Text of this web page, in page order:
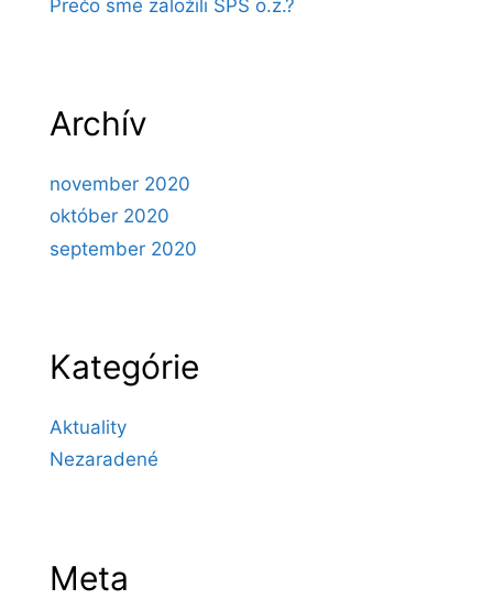
Prečo sme založili SPS o.z.?
Archív
november 2020
október 2020
september 2020
Kategórie
Aktuality
Nezaradené
Meta